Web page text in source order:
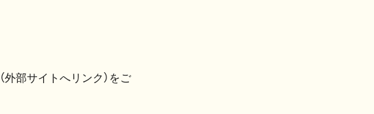
（外部サイトへリンク）をご